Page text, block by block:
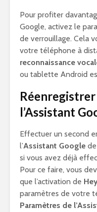
Pour profiter
Google, activez le
de verrouillage. Cela
votre téléphone à
reconnaissance
ou tablette Android
l’Assistant
Effectuer un second
l’Assistant Google
si vous avez déjà
Pour ce faire, vous
que l’activation de
paramètres de votre
Paramètres de